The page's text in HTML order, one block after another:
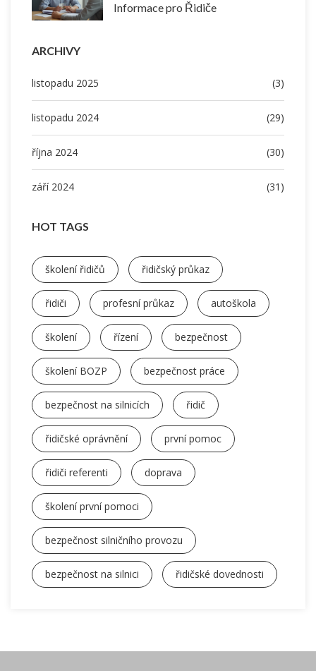
Informace pro Řidiče
ARCHIVY
listopadu 2025 (3)
listopadu 2024 (29)
října 2024 (30)
září 2024 (31)
HOT TAGS
školení řidičů řidičský průkaz
řidiči profesní průkaz autoškola
školení řízení bezpečnost
školení BOZP bezpečnost práce
bezpečnost na silnicích řidič
řidičské oprávnění první pomoc
řidiči referenti doprava
školení první pomoci
bezpečnost silničního provozu
bezpečnost na silnici řidičské dovednosti